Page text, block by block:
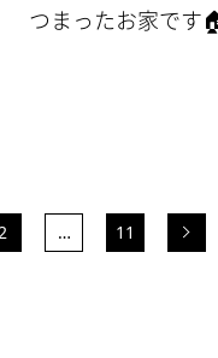
つまったお家です
2 … 11